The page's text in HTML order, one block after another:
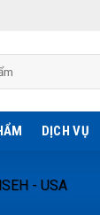
DỊCH VỤ
- USA